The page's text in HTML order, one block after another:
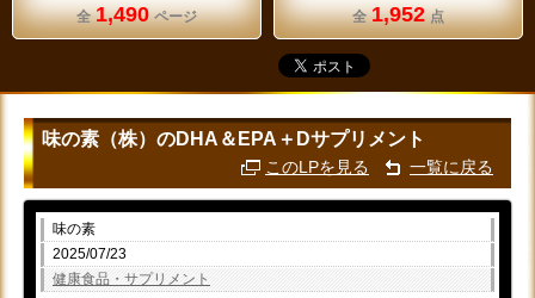
全 1,490 ページ 全 1,952 点
味の素（株）のDHA＆EPA＋Dサプリメント
このLPを見る 一覧に戻る
味の素
2025/07/23
健康食品・サプリメント